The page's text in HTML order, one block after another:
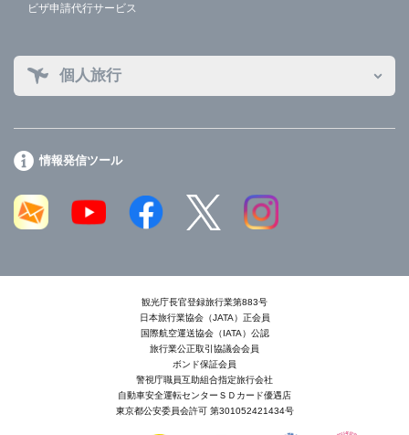
ビザ申請代行サービス
個人旅行
情報発信ツール
観光庁長官登録旅行業第883号
日本旅行業協会（JATA）正会員
国際航空運送協会（IATA）公認
旅行業公正取引協議会会員
ボンド保証会員
警視庁職員互助組合指定旅行会社
自動車安全運転センターＳＤカード優遇店
東京都公安委員会許可 第301052421434号